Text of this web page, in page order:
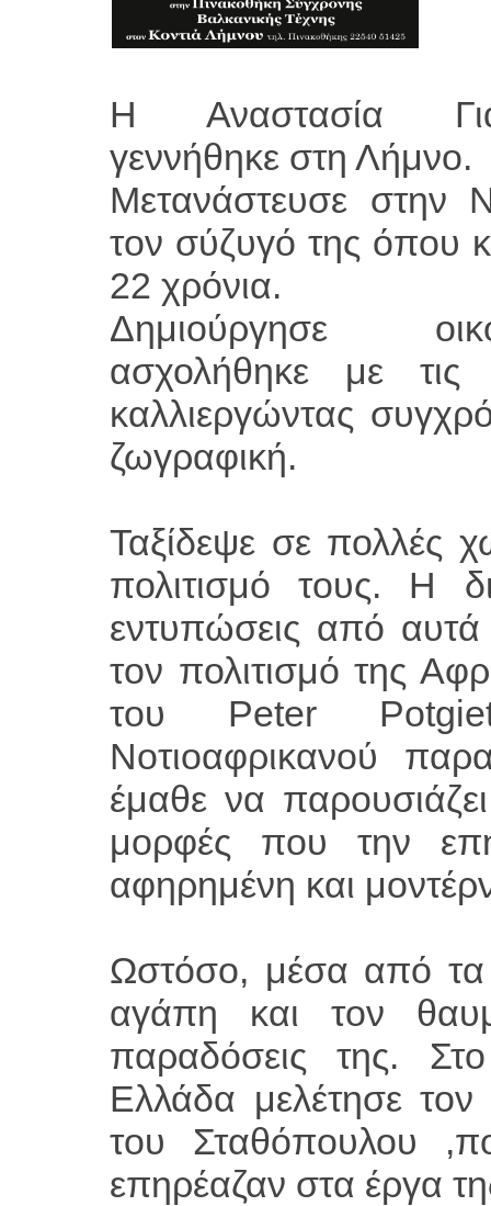
Η Αναστασία
γεννήθηκε στη Λήμνο.
Μετανάστευσε στην
τον σύζυγό της όπου
22 χρόνια.
Δημιούργησε
ασχολήθηκε με τις
καλλιεργώντας
ζωγραφική.
Ταξίδεψε σε πολλές
πολιτισμό τους. Η
εντυπώσεις από αυτά
τον πολιτισμό της
του Peter
Νοτιοαφρικανού
έμαθε να
μορφές που την
αφηρημένη και
Ωστόσο, μέσα από τα
αγάπη και τον
παραδόσεις της.
Ελλάδα μελέτησε
του Σταθόπουλου
επηρέαζαν στα έργα